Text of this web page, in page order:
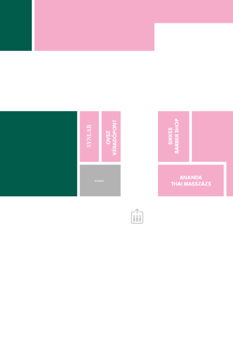
SYNLAB
MOSDÓ